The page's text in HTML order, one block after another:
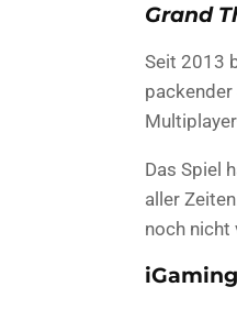
Grand
Seit 2013
Das Spiel
aller
noch